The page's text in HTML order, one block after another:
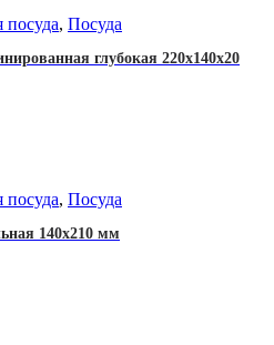
посуда, Посуда
глубокая 220х140х20
посуда, Посуда
140х210 мм